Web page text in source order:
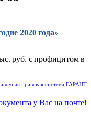
2020 года»
руб. с профицитом в
правовая система ГАРАНТ